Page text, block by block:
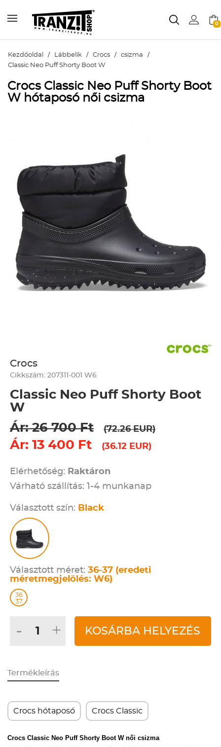
0
Kezdőoldal / Lábbelik / Crocs / csizma /
Classic Neo Puff Shorty Boot W
Crocs Classic Neo Puff Shorty Boot
W hótaposó női csizma
Crocs
Cikkszám: 207311-001 W6
Classic Neo Puff Shorty Boot
W
Ár: 26 700 Ft
(72.26 EUR)
Ár: 13 400 Ft (36.12 EUR)
Elérhetőség: Raktáron
Várható szállítás: 1-4 munkanap
Választott szín: Black
Választott méret: 36-37 (eredeti
méretmegjelölés: W6)
36
37
- + KOSÁRBA HELYEZÉS
Termékleírás
Crocs hótaposó Crocs Classic
Crocs Classic Neo Puff Shorty Boot W női csizma